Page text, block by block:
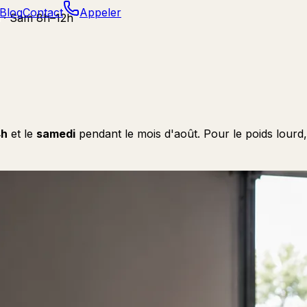
Sam 8h–12h
BlogContact Appeler
et le samedi pendant le mois d'août. Pour le poids